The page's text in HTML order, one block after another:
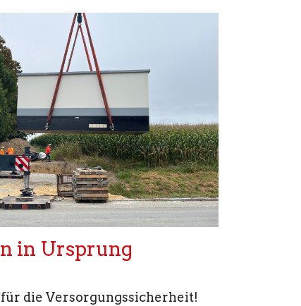
in Ursprung
die Versorgungssicherheit!